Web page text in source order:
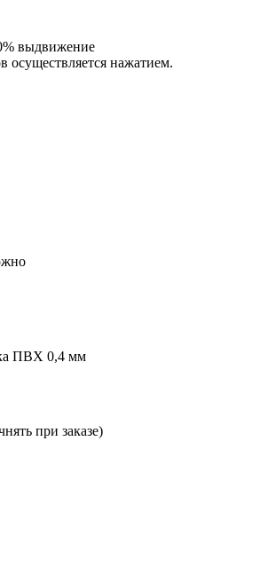
выдвижение
осуществляется нажатием.
ПВХ 0,4 мм
при заказе)